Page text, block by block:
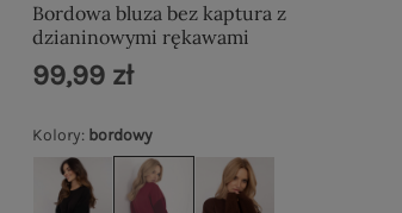
Bordowa bluza bez kaptura z
dzianinowymi rękawami
Kolory: bordowy
99,99 zł